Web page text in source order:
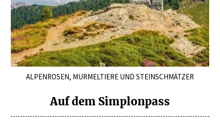
ALPENROSEN, MURMELTIERE UND STEINSCHMÄTZER
Auf dem Simplonpass